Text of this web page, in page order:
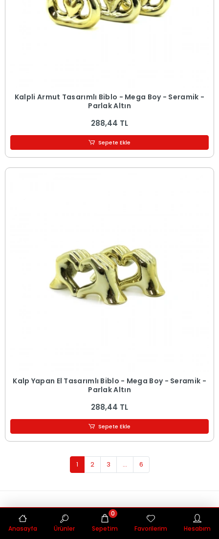
Kalpli Armut Tasarımlı Biblo - Mega Boy - Seramik -
Parlak Altın
288,44 TL
Sepete Ekle
Kalp Yapan El Tasarımlı Biblo - Mega Boy - Seramik -
Parlak Altın
288,44 TL
Sepete Ekle
1 2 3 ... 6
Hızlı Teslimat
Siparişleriniz en kısa sürede elinize ulaşır.
Anasayfa Ürünler Sepetim
0
Favorilerim
Hesabım